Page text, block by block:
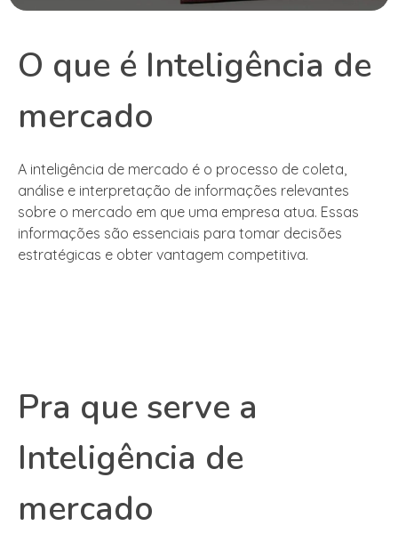
O que é Inteligência de
mercado
A inteligência de mercado é o processo de coleta,
análise e interpretação de informações relevantes
sobre o mercado em que uma empresa atua. Essas
informações são essenciais para tomar decisões
estratégicas e obter vantagem competitiva.
Pra que serve a
Inteligência de
mercado